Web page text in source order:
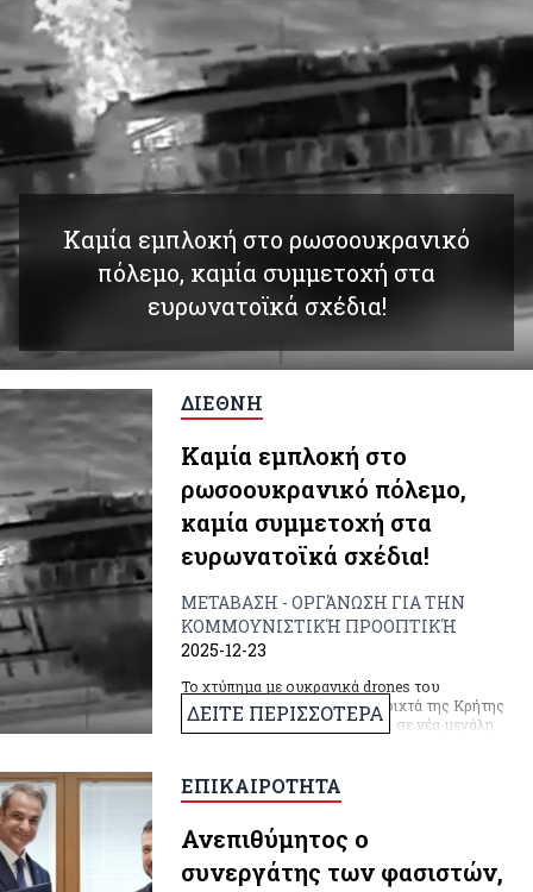
Καμία εμπλοκή στο ρωσοουκρανικό
πόλεμο, καμία συμμετοχή στα
ευρωνατοϊκά σχέδια!
ΔΙΕΘΝΗ
Καμία εμπλοκή στο
ρωσοουκρανικό πόλεμο,
καμία συμμετοχή στα
ευρωνατοϊκά σχέδια!
ΜΕΤΑΒΑΣΗ - ΟΡΓΆΝΩΣΗ ΓΙΑ ΤΗΝ
ΚΟΜΜΟΥΝΙΣΤΙΚΉ ΠΡΟΟΠΤΙΚΉ
2025-12-23
Το χτύπημα με ουκρανικά drones του
ρωσικού δεξαμενόπλοιου ανοιχτά της Κρήτης
στις 19/12, μπορεί να οδηγήσει σε νέα μεγάλη
ΔΕΙΤΕ ΠΕΡΙΣΣΟΤΕΡΑ
ΕΠΙΚΑΙΡΟΤΗΤΑ
Ανεπιθύμητος ο
συνεργάτης των φασιστών,